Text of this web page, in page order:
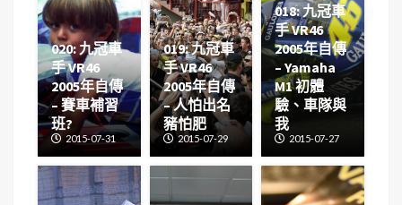
020: 九冠車
手 VR46
2005年自傳
– 賽車補習
班?
2015-07-31
019: 九冠車
手 VR46
2005年自傳
– 人怕出名
豬怕肥
2015-07-29
018: 九冠車
手 VR46
2005年自傳
– Yamaha
M1 初體
驗、車隊與
我
2015-07-27